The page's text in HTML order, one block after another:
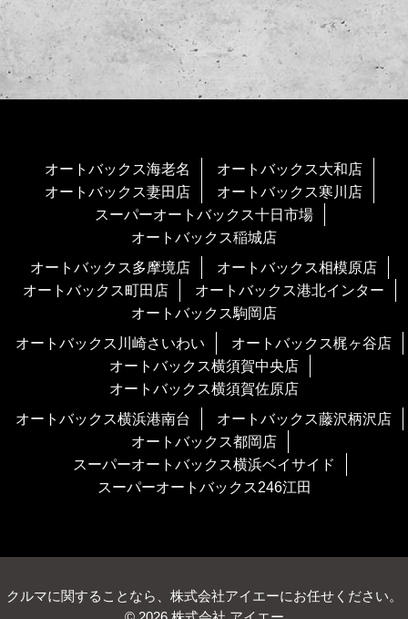
オートバックス海老名
オートバックス大和店
オートバックス妻田店
オートバックス寒川店
スーパーオートバックス十日市場
オートバックス稲城店
オートバックス多摩境店
オートバックス相模原店
オートバックス町田店
オートバックス港北インター
オートバックス駒岡店
オートバックス川崎さいわい
オートバックス梶ヶ谷店
オートバックス横須賀中央店
オートバックス横須賀佐原店
オートバックス横浜港南台
オートバックス藤沢柄沢店
オートバックス都岡店
スーパーオートバックス横浜ベイサイド
スーパーオートバックス246江田
クルマに関することなら、株式会社アイエーにお任せください。